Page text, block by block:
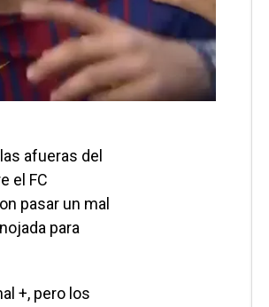
afueras del
el FC
pasar un mal
para
+, pero los